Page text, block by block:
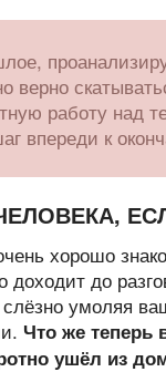
верно
работу над
впереди к
хорошо
доходит до
умоляя
Что же
ушёл из